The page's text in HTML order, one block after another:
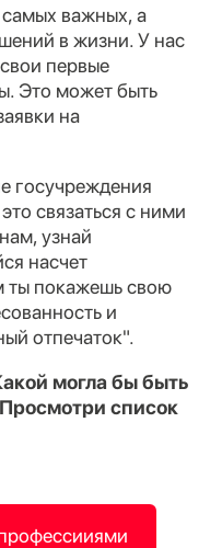
важных, а
в жизни. У нас
первые
Это может быть
на
госучреждения
связаться с ними
узнай
насчет
ты покажешь свою
и
отпечаток".
могла бы быть
список